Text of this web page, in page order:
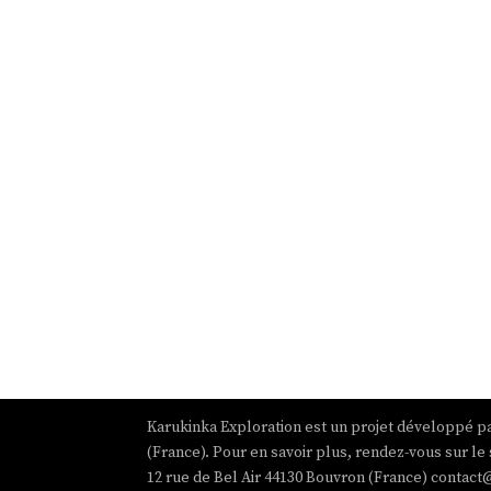
Karukinka Exploration est un projet développé
(France). Pour en savoir plus, rendez-vous sur
12 rue de Bel Air 44130 Bouvron (France)